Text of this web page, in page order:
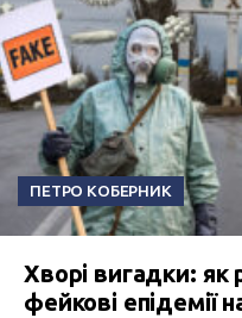
ПЕТРО КОБЕРНИК
Хворі вигадки: як
фейкові епідемії